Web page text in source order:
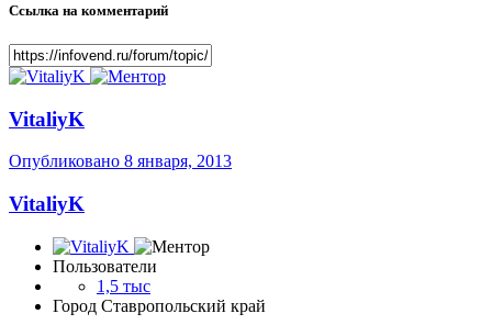
Ссылка на комментарий
VitaliyK
Опубликовано 8 января, 2013
VitaliyK
Пользователи
1,5 тыс
Город Ставропольский край